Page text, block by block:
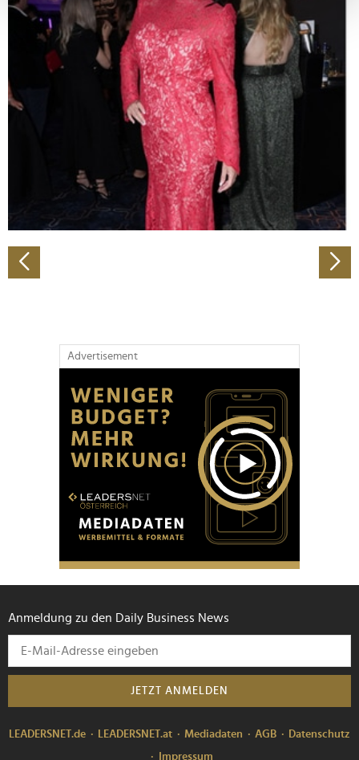
Erfahren Sie mehr darüber, wie Ihre persönlichen Daten
verarbeitet werden, und legen Sie Ihre Präferenzen im
Abschnitt Einzelheitenfest.
Wir verwenden Cookies, um Inhalte und Anzeigen zu
personalisieren, Funktionen für soziale Medien anbieten
zu können und die Zugriffe auf unsere Website zu
analysieren. Außerdem geben wir Informationen zu Ihrer
Verwendung unserer Website an unsere Partner für
soziale Medien, Werbung und Analysen weiter. Unsere
Partner führen diese Informationen möglicherweise mit
weiteren Daten zusammen, die Sie ihnen bereitgestellt
gesammelt haben.
Advertisement
Anmeldung zu den Daily Business News
JETZT ANMELDEN
LEADERSNET.de LEADERSNET.at Mediadaten AGB
Datenschutz
Impressum